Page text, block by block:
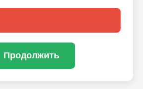
Продолжить